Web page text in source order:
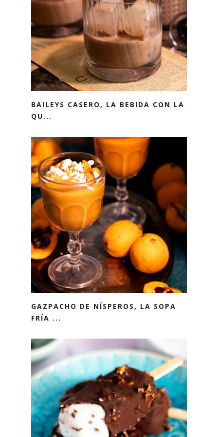
BAILEYS CASERO, LA BEBIDA CON LA
QU...
GAZPACHO DE NÍSPEROS, LA SOPA
FRÍA ...